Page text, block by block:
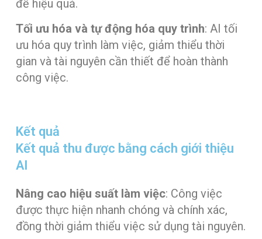
đề hiệu quả.
Tối ưu hóa và tự động hóa quy trình: AI tối
ưu hóa quy trình làm việc, giảm thiểu thời
gian và tài nguyên cần thiết để hoàn thành
công việc.
Kết quả
Kết quả thu được bằng cách giới thiệu
AI
Nâng cao hiệu suất làm việc: Công việc
được thực hiện nhanh chóng và chính xác,
đồng thời giảm thiểu việc sử dụng tài nguyên.